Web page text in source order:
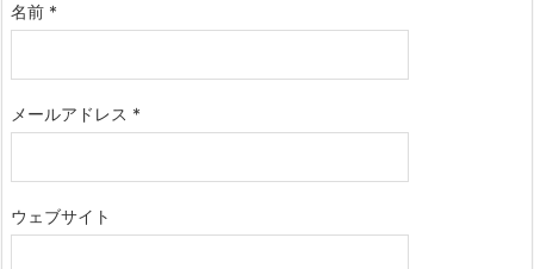
名前 *
メールアドレス *
ウェブサイト